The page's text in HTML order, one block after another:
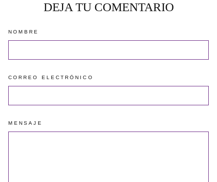
DEJA TU COMENTARIO
NOMBRE
CORREO ELECTRÓNICO
MENSAJE